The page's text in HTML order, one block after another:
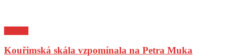
Kouřimská skála vzpomínala na Petra Muka